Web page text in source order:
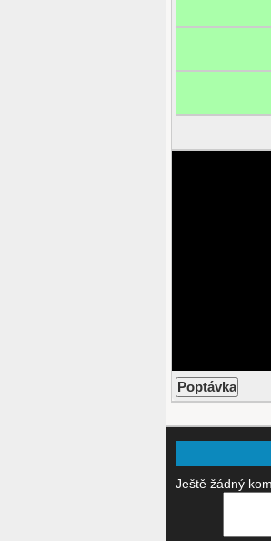
Ještě žádný